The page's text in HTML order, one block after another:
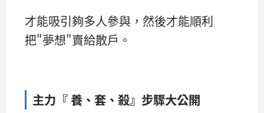
才能吸引夠多人參與，然後才能順利
把"夢想"賣給散戶。
主力『 養、套、殺』步驟大公開